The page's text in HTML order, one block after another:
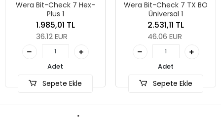
Wera Bit-Check 7 Hex-
Plus 1
1.985,01 TL
36.12 EUR
Adet
Sepete Ekle
Wera Bit-Check 7 TX BO
Üniversal 1
2.531,11 TL
46.06 EUR
Adet
Sepete Ekle